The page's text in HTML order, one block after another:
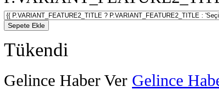
Sepete Ekle
Tükendi
Gelince Haber Ver Gelince